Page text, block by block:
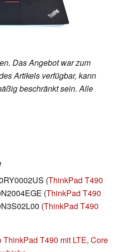
Das Angebot war zum
Artikels verfügbar, kann
beschränkt sein. Alle
(ThinkPad T490
(ThinkPad T490
(ThinkPad T490
ThinkPad T490 mit LTE, Core